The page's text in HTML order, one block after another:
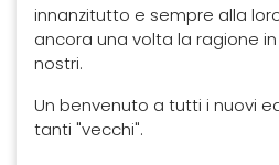
innanzitutto e sempre alla
ancora una volta la ragione
nostri.
Un benvenuto a tutti i nuovi
tanti "vecchi".